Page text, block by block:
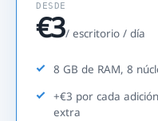
DESDE
€3/ escritorio / día
8 GB de RAM, 8
+€3 por cada
extra